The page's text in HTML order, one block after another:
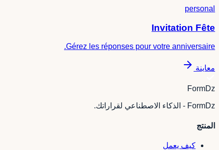
personal
Invitation Fête
Gérez les réponses pour votre anniversaire.
معاينة
FormDz
FormDz - الذكاء الاصطناعي لقراراتك.
المنتج
كيف يعمل